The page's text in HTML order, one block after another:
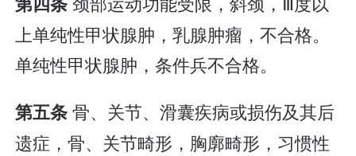
上单纯性甲状腺肿，乳腺肿瘤，不合格。
单纯性甲状腺肿，条件兵不合格。
第五条骨、关节、滑囊疾病或损伤及其后
遗症，骨、关节畸形，胸廓畸形，习惯性